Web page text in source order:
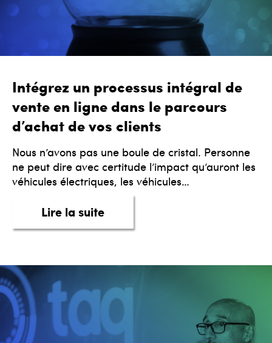
Intégrez un processus intégral de
vente en ligne dans le parcours
d’achat de vos clients
Nous n’avons pas une boule de cristal. Personne
ne peut dire avec certitude l’impact qu’auront les
véhicules électriques, les véhicules…
Lire la suiteabout Intégrez un processus